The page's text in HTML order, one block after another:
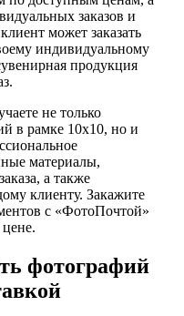
заказов и
может заказать
индивидуальному
продукция
не только
в рамке 10х10, но и
материалы,
а также
клиенту. Закажите
с «ФотоПочтой»
фотографий